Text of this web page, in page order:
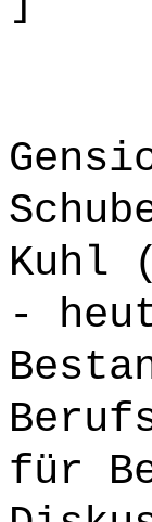
Kuhl
-
für